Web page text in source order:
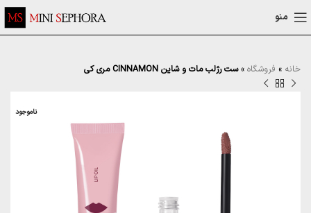
منو
خانه » فروشگاه »ست رژلب مات و شاین CINNAMON مری کی
ناموجود